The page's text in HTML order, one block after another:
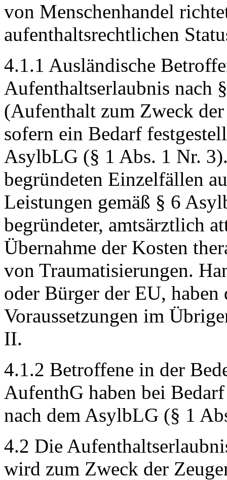
von Menschenhandel
aufenthaltsrechtlichen
4.1.1 Ausländische
Aufenthaltserlaubnis nach
(Aufenthalt zum Zweck der
sofern ein Bedarf
AsylbLG (§ 1 Abs. 1 Nr.
begründeten Einzelfällen
Leistungen gemäß § 6
begründeter, amtsärztlich
Übernahme der Kosten
von Traumatisierungen.
oder Bürger der EU,
Voraussetzungen im
II.
4.1.2 Betroffene in der
AufenthG haben bei
nach dem AsylbLG (§ 1
4.2 Die
wird zum Zweck der